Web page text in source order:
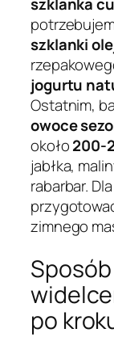
szklanki
jogurtu
Ostatnim,
owoce
około200-
jabłka,
rabarbar.
zimnego
po